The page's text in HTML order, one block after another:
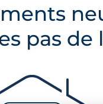
pas de